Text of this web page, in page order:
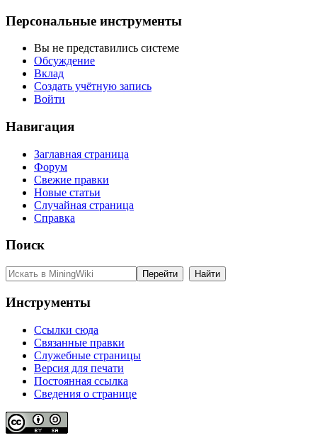
Персональные инструменты
Вы не представились системе
Обсуждение
Вклад
Создать учётную запись
Войти
Навигация
Заглавная страница
Форум
Свежие правки
Новые статьи
Случайная страница
Справка
Поиск
Инструменты
Ссылки сюда
Связанные правки
Служебные страницы
Версия для печати
Постоянная ссылка
Сведения о странице